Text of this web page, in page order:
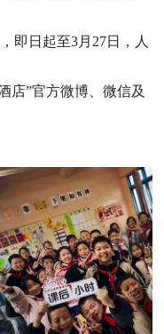
即日起至3月27日，人
店”官方微博、微信及